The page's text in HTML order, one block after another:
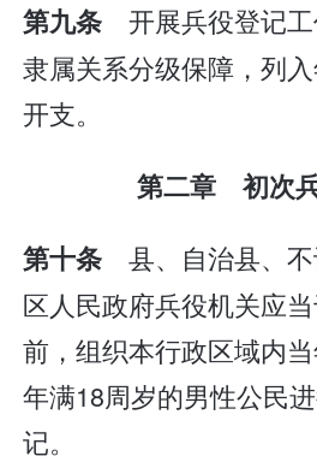
第九条开展兵役登记
隶属关系分级保障，列
开支。
第二章 初次
第十条县、自治县、
区人民政府兵役机关应
前，组织本行政区域内
年满18周岁的男性公民
记。